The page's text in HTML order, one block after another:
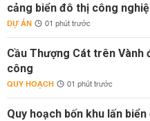
cảng biển đô thị công
DỰ ÁN 01 phút trước
Cầu Thượng Cát trên Vành
công
QUY HOẠCH 01 phút trước
Quy hoạch bốn khu lấn biển